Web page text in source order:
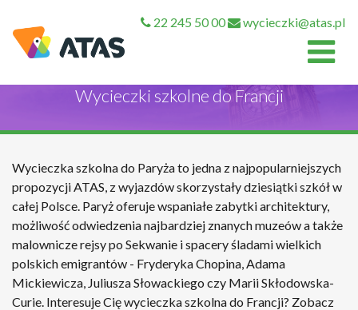
22 245 50 00 wycieczki@atas.pl
Wycieczki szkolne do Francji
Wycieczka szkolna do Paryża to jedna z najpopularniejszych
propozycji ATAS, z wyjazdów skorzystały dziesiątki szkół w
całej Polsce. Paryż oferuje wspaniałe zabytki architektury,
możliwość odwiedzenia najbardziej znanych muzeów a także
malownicze rejsy po Sekwanie i spacery śladami wielkich
polskich emigrantów - Fryderyka Chopina, Adama
Mickiewicza, Juliusza Słowackiego czy Marii Skłodowska-
Curie. Interesuje Cię wycieczka szkolna do Francji? Zobacz